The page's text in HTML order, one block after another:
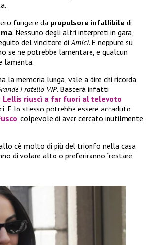
fungere da propulsore infallibile di
. Nessuno degli altri interpreti in gara,
del vincitore diAmici. E neppure su
se ne potrebbe lamentare, e qualcun
lamenta.
memoria lunga, vale a dire chi ricorda
Fratello VIP. Basterà infatti
Lellis riuscì a far fuori al televoto
E lo stesso potrebbe essere accaduto
, colpevole di aver cercato inutilmente
c’è molto di più del trionfo nella casa
di volare alto o preferiranno “restare